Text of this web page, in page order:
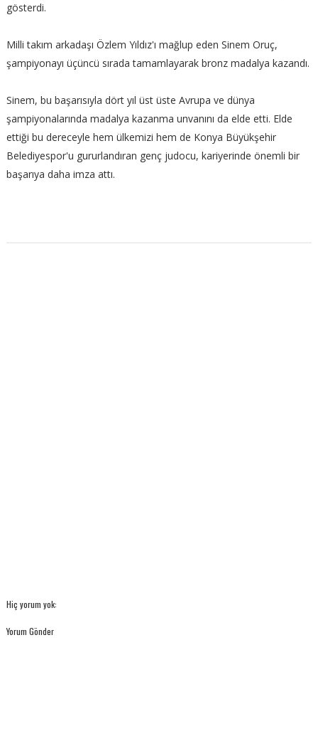
gösterdi.
Milli takım arkadaşı Özlem Yıldız'ı mağlup eden Sinem Oruç,
şampiyonayı üçüncü sırada tamamlayarak bronz madalya kazandı.
Sinem, bu başarısıyla dört yıl üst üste Avrupa ve dünya
şampiyonalarında madalya kazanma unvanını da elde etti. Elde
ettiği bu dereceyle hem ülkemizi hem de Konya Büyükşehir
Belediyespor'u gururlandıran genç judocu, kariyerinde önemli bir
başarıya daha imza attı.
Hiç yorum yok:
Yorum Gönder